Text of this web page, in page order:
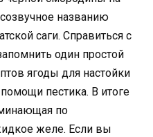
названию
саги. Справиться с
один простой
ягоды для настойки
пестика. В итоге
по
желе. Если вы